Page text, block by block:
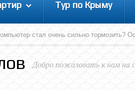
Тур по Крыму
стал очень сильно тормозить?
Добро пожаловать к нам на